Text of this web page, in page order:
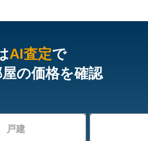
AI査定で
の価格を確認
戸建